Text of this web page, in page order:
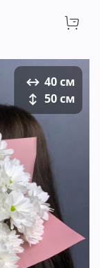
↔
↕
40 см
50 см